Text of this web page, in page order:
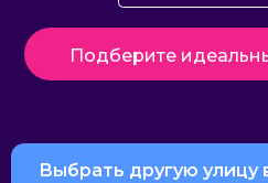
Подберите
Выбрать другую улицу